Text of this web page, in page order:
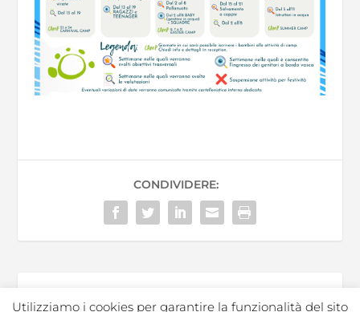
CONDIVIDERE:
Utilizziamo i cookies per garantire la funzionalità del sito